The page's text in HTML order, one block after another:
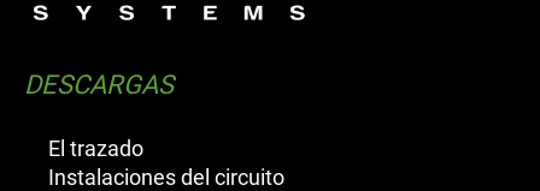
DESCARGAS
El trazado
Instalaciones del circuito